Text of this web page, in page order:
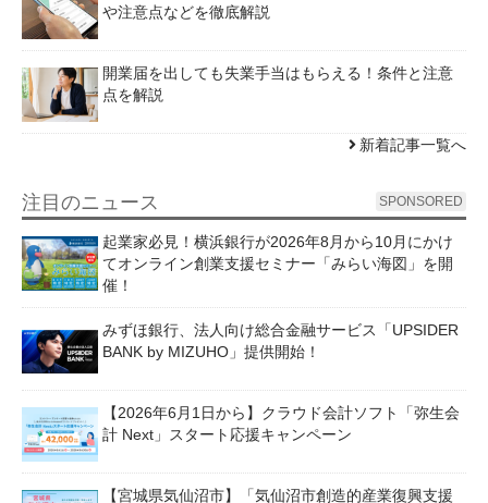
や注意点などを徹底解説
開業届を出しても失業手当はもらえる！条件と注意
点を解説
新着記事一覧へ
注目のニュース SPONSORED
起業家必見！横浜銀行が2026年8月から10月にかけ
てオンライン創業支援セミナー「みらい海図」を開
催！
みずほ銀行、法人向け総合金融サービス「UPSIDER
BANK by MIZUHO」提供開始！
【2026年6月1日から】クラウド会計ソフト「弥生会
計 Next」スタート応援キャンペーン
【宮城県気仙沼市】「気仙沼市創造的産業復興支援